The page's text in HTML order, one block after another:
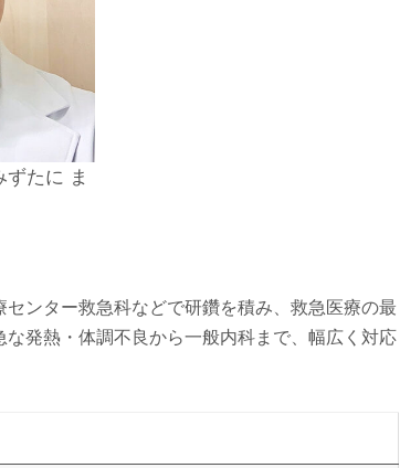
たに ま
ンター救急科などで研鑽を積み、救急医療の最
発熱・体調不良から一般内科まで、幅広く対応